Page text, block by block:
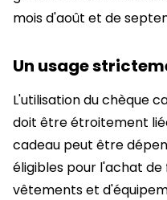
mois d'août et de
Un usage
L'utilisation du chèque
doit être étroitement
cadeau peut être
éligibles pour l'achat
vêtements et